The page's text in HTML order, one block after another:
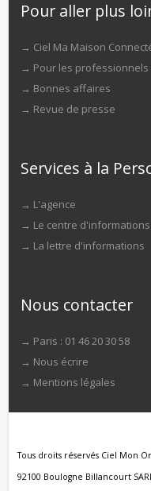
Pour aller plus
→ Ciel Ma Maison
→ Pour les professionnels
→ Bonnes affaires
→ Revue de presse
Services à la
→ L'agence
→ Le centre d'informations
→ La lettre d'informations
Nous contacter
→ Paris : 01 46 20 30 58
→ Nous écrire
→ Mentions légales
Tous droits réservés Ciel Mon
92100 Boulogne Billancourt